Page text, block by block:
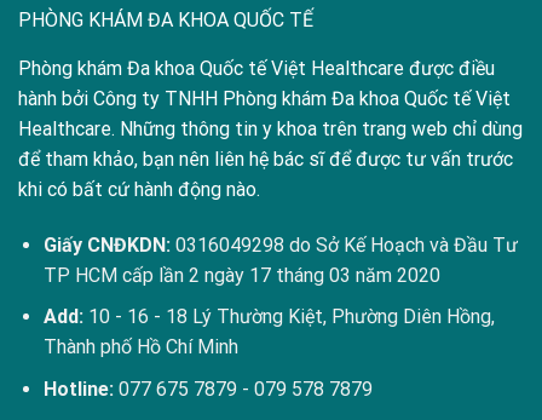
PHÒNG KHÁM ĐA KHOA QUỐC TẾ
Phòng khám Đa khoa Quốc tế Việt Healthcare được điều
hành bởi Công ty TNHH Phòng khám Đa khoa Quốc tế Việt
Healthcare. Những thông tin y khoa trên trang web chỉ dùng
để tham khảo, bạn nên liên hệ bác sĩ để được tư vấn trước
khi có bất cứ hành động nào.
Giấy CNĐKDN:0316049298 do Sở Kế Hoạch và Đầu Tư
TP HCM cấp lần 2 ngày 17 tháng 03 năm 2020
Add:10 - 16 - 18 Lý Thường Kiệt, Phường Diên Hồng,
Thành phố Hồ Chí Minh
Hotline: 077 675 7879- 079 578 7879